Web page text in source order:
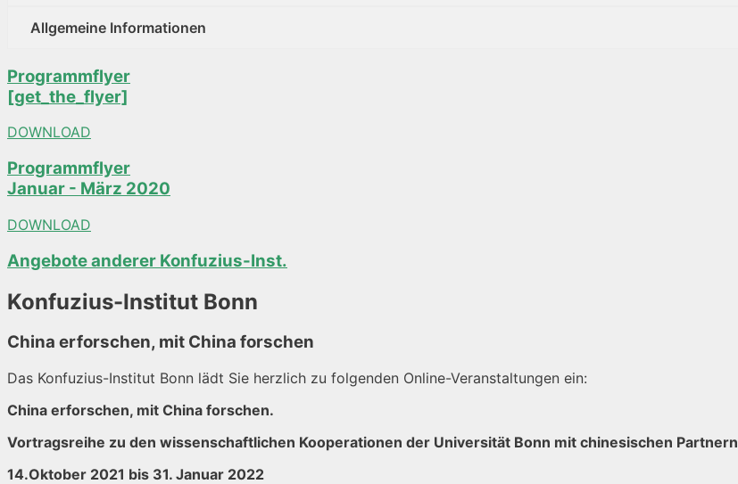
Allgemeine Informationen
Programmflyer
[get_the_flyer]
DOWNLOAD
Programmflyer
Januar - März 2020
DOWNLOAD
Angebote anderer Konfuzius-Inst.
Konfuzius-Institut Bonn
China erforschen, mit China forschen
Das Konfuzius-Institut Bonn lädt Sie herzlich zu folgenden Online-Veranstaltungen ein:
China erforschen, mit China forschen.
Vortragsreihe zu den wissenschaftlichen Kooperationen der Universität Bonn mit chinesischen Partnern
14.Oktober 2021 bis 31. Januar 2022